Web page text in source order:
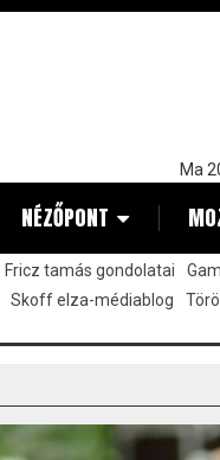
Ma
NÉZŐPONT
Fricz tamás gondolatai
Skoff elza-médiablog